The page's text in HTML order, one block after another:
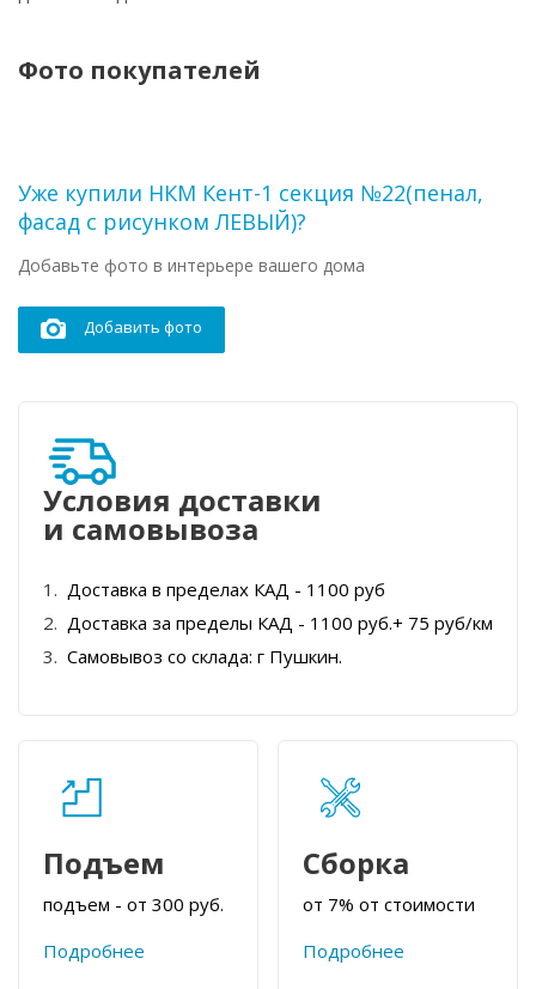
Фото покупателей
Уже купили НКМ Кент-1 секция №22(пенал,
фасад с рисунком ЛЕВЫЙ)?
Добавьте фото в интерьере вашего дома
Добавить фото
Условия доставки
и самовывоза
Доставка в пределах КАД - 1100 руб
Доставка за пределы КАД - 1100 руб.+ 75 руб/км
Самовывоз со склада: г Пушкин.
Подъем
подъем - от 300 руб.
Подробнее
Сборка
от 7% от стоимости
Подробнее